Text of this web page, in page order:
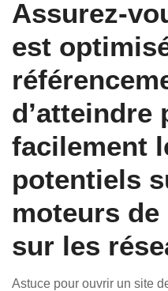
Assurez-
est
d’atteindre
facilement
potentiels
moteurs
sur les
Astuce pour ouvrir un site